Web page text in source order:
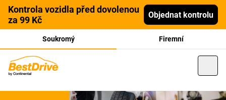
Kontrola vozidla před dovolenou
za 99 Kč
Objednat kontrolu
Soukromý Firemní